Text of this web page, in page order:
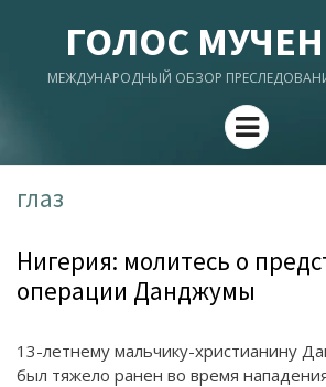
ГОЛОС
МЕЖДУНАРОДНЫЙ ОБЗОР
Menu
глаз
Нигерия: молитесь о
операции Данджумы
13-летнему мальчику-христианину
был тяжело ранен во время